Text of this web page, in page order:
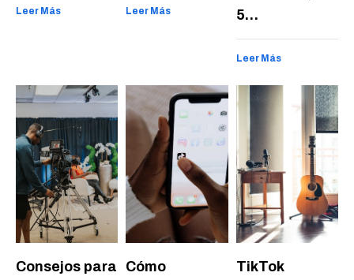
Leer Más Leer Más
5…
Leer Más
Consejos para
Cómo
TikTok